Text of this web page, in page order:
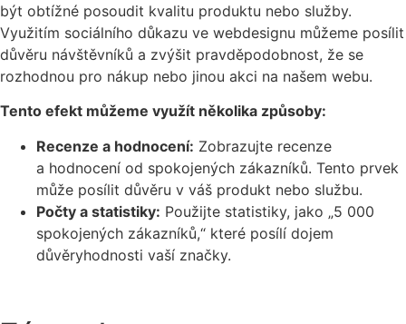
být obtížné posoudit kvalitu produktu nebo služby.
Využitím sociálního důkazu ve webdesignu můžeme posílit
důvěru návštěvníků a zvýšit pravděpodobnost, že se
rozhodnou pro nákup nebo jinou akci na našem webu.
Tento efekt můžeme využít několika způsoby:
Recenze a hodnocení: Zobrazujte recenze
a hodnocení od spokojených zákazníků. Tento prvek
může posílit důvěru v váš produkt nebo službu.
Počty a statistiky: Použijte statistiky, jako „5 000
spokojených zákazníků,“ které posílí dojem
důvěryhodnosti vaší značky.